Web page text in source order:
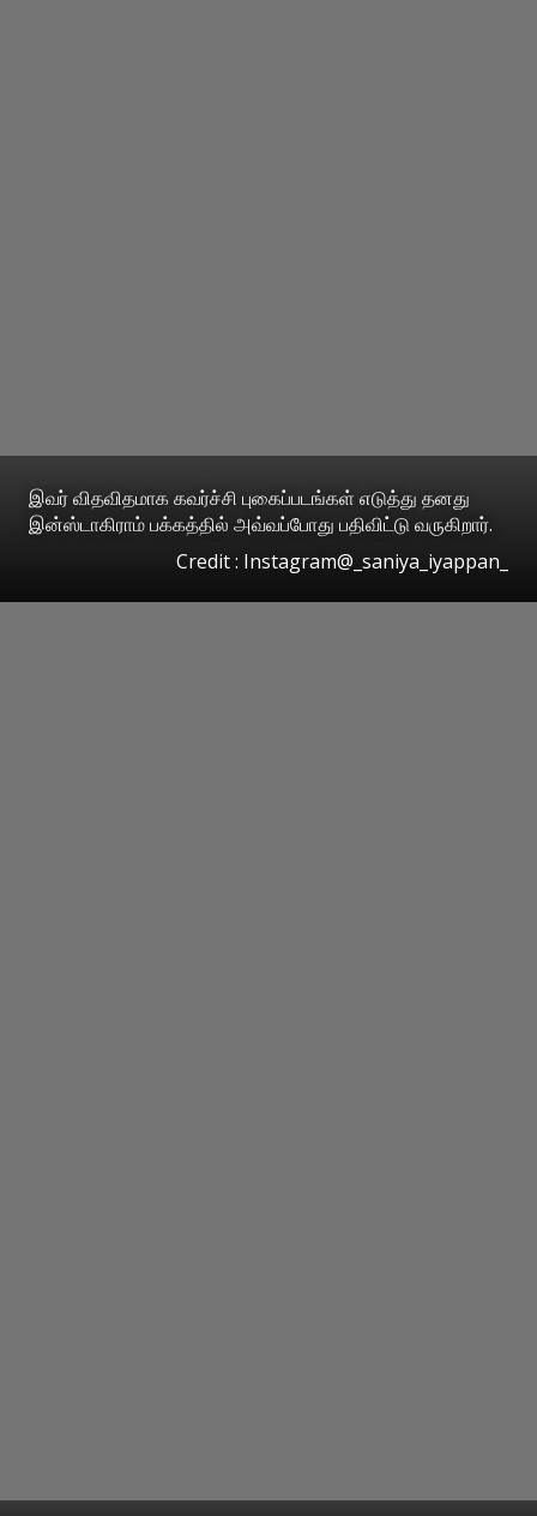
இவர் விதவிதமாக கவர்ச்சி புகைப்படங்கள் எடுத்து தனது
இன்ஸ்டாகிராம் பக்கத்தில் அவ்வப்போது பதிவிட்டு வருகிறார்.
Credit : Instagram@_saniya_iyappan_